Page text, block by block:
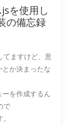
を使用し
の備忘録
てますけど、意
とか決まったな
ーを作成するん
で